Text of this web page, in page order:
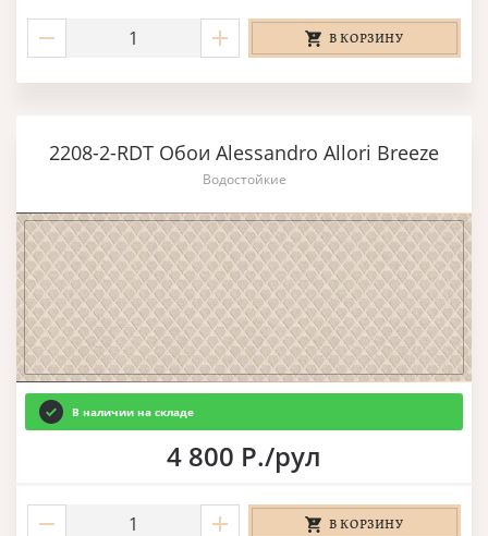
В КОРЗИНУ
2208-2-RDT Обои Alessandro Allori Breeze
Водостойкие
В наличии на складе
4 800 Р./рул
В КОРЗИНУ